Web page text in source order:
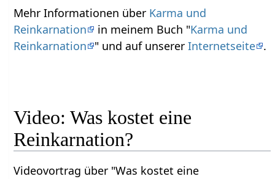
Mehr Informationen über Karma und
Reinkarnation
in meinem Buch "Karma und
Reinkarnation
" und auf unsererInternetseite .
Video: Was kostet eine
Reinkarnation?
Videovortrag über "Was kostet eine